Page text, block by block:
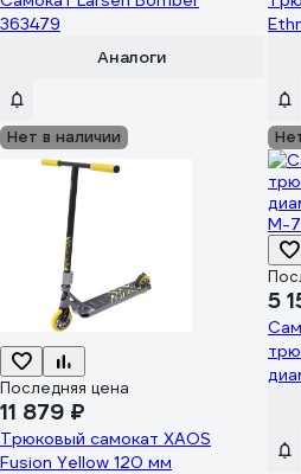
363479
Аналоги
Нет в наличии
Последняя цена
11 879 ₽
Трюковый самокат XAOS
Fusion Yellow 120 мм
5